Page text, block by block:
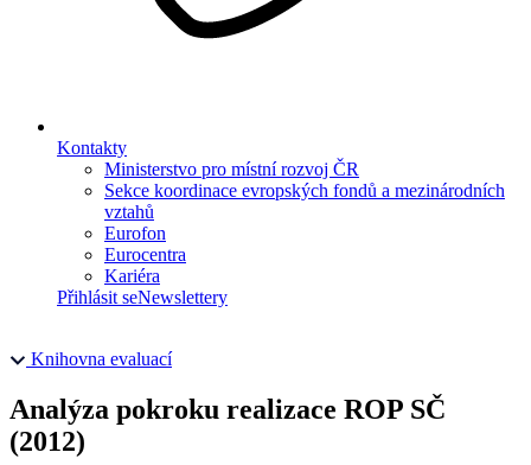
Kontakty
Ministerstvo pro místní rozvoj ČR
Sekce koordinace evropských fondů a mezinárodních
vztahů
Eurofon
Eurocentra
Kariéra
Přihlásit seNewslettery
Knihovna evaluací
Analýza pokroku realizace ROP SČ
(2012)